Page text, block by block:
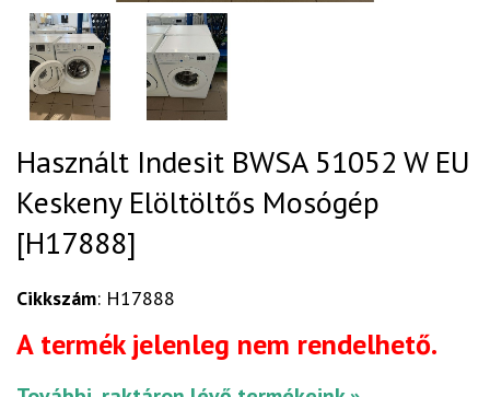
Használt Indesit BWSA 51052 W EU
Keskeny Elöltöltős Mosógép
[H17888]
Cikkszám: H17888
A termék jelenleg nem rendelhető.